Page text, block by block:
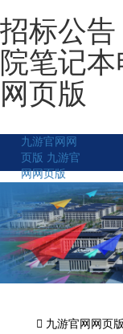
招标公告
院笔记
网页版
九游官网网
页版 九游官
网网页版
九游官网网页版